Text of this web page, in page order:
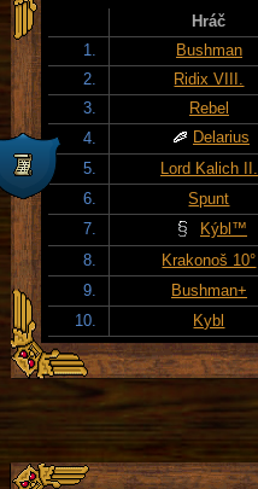
Hráč
1.
Bushman
2.
Ridix VIII.
3.
Rebel
4.
Delarius
5.
Lord Kalich II.
6.
Spunt
7.
Kýbl™
8.
Krakonoš 10°
9.
Bushman+
10.
Kybl